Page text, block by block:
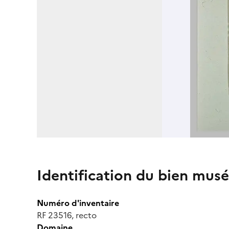
Identification du bien
Numéro d'inventaire
RF 23516, recto